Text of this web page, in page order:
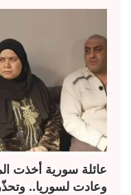
عائلة سورية أخذت
وعادت لسوريا..